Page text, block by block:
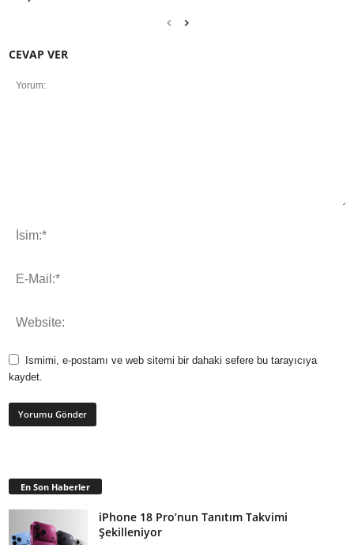
CEVAP VER
Ismimi, e-postamı ve web sitemi bir dahaki sefere bu tarayıcıya
kaydet.
En Son Haberler
iPhone 18 Pro’nun Tanıtım Takvimi
Şekilleniyor